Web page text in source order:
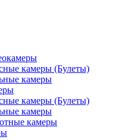
камеры (Булеты)
камеры
камеры (Булеты)
камеры
камеры